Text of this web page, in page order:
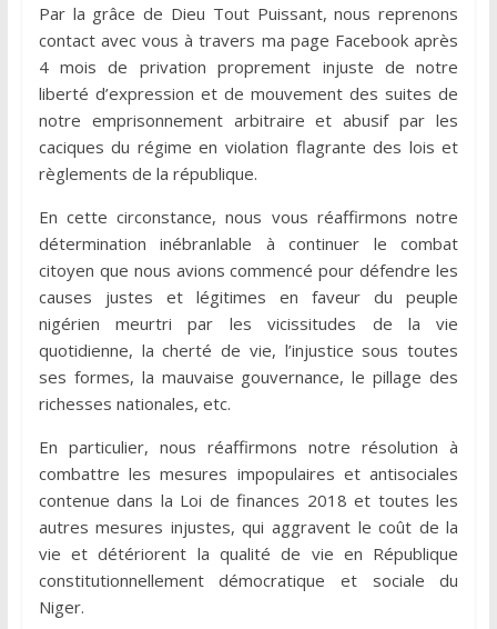
Par la grâce de Dieu Tout Puissant, nous reprenons
contact avec vous à travers ma page Facebook après
4 mois de privation proprement injuste de notre
liberté d’expression et de mouvement des suites de
notre emprisonnement arbitraire et abusif par les
caciques du régime en violation flagrante des lois et
règlements de la république.
En cette circonstance, nous vous réaffirmons notre
détermination inébranlable à continuer le combat
citoyen que nous avions commencé pour défendre les
causes justes et légitimes en faveur du peuple
nigérien meurtri par les vicissitudes de la vie
quotidienne, la cherté de vie, l’injustice sous toutes
ses formes, la mauvaise gouvernance, le pillage des
richesses nationales, etc.
En particulier, nous réaffirmons notre résolution à
combattre les mesures impopulaires et antisociales
contenue dans la Loi de finances 2018 et toutes les
autres mesures injustes, qui aggravent le coût de la
vie et détériorent la qualité de vie en République
constitutionnellement démocratique et sociale du
Niger.